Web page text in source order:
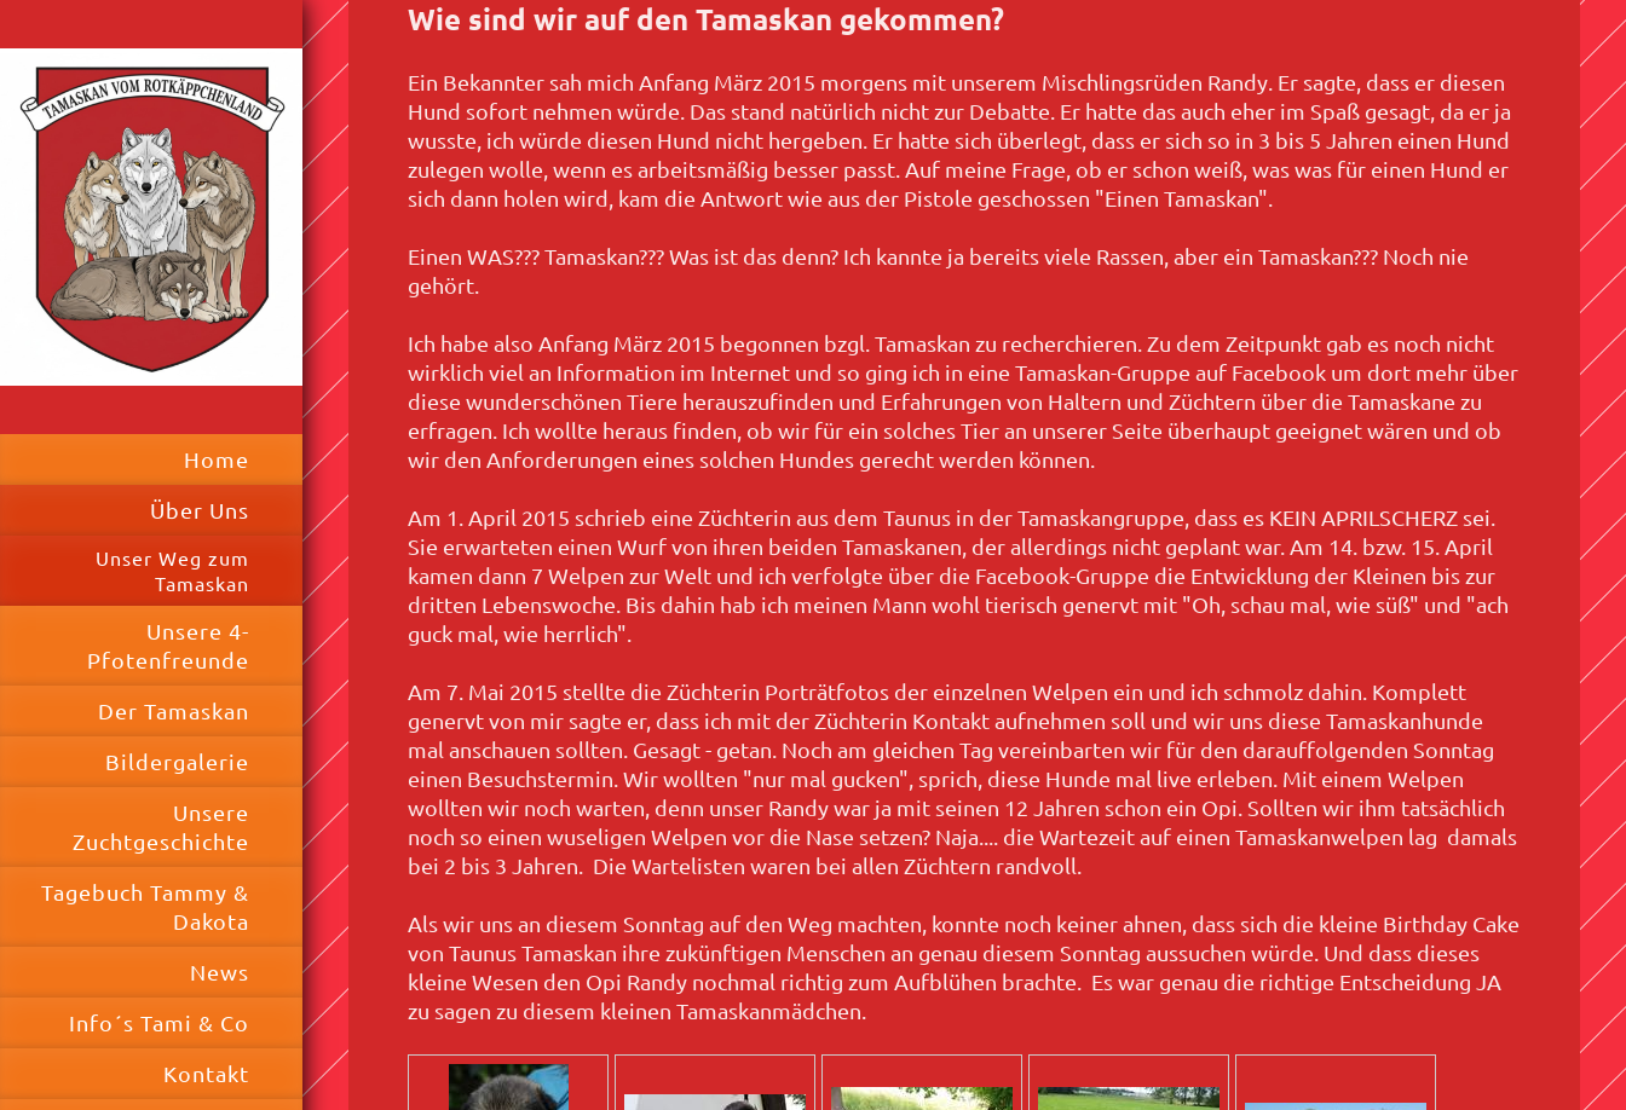
Home
Über Uns
Unser Weg zum
Tamaskan
Unsere 4-
Pfotenfreunde
Der Tamaskan
Bildergalerie
Unsere
Zuchtgeschichte
Tagebuch Tammy &
Dakota
News
Info´s Tami & Co
Kontakt
Wie sind wir auf den Tamaskan gekommen?
Ein Bekannter sah mich Anfang März 2015 morgens mit unserem Mischlingsrüden Randy. Er sagte, dass er diesen
Hund sofort nehmen würde. Das stand natürlich nicht zur Debatte. Er hatte das auch eher im Spaß gesagt, da er ja
wusste, ich würde diesen Hund nicht hergeben. Er hatte sich überlegt, dass er sich so in 3 bis 5 Jahren einen Hund
zulegen wolle, wenn es arbeitsmäßig besser passt. Auf meine Frage, ob er schon weiß, was was für einen Hund er
sich dann holen wird, kam die Antwort wie aus der Pistole geschossen "Einen Tamaskan".
Einen WAS??? Tamaskan??? Was ist das denn? Ich kannte ja bereits viele Rassen, aber ein Tamaskan??? Noch nie
gehört.
Ich habe also Anfang März 2015 begonnen bzgl. Tamaskan zu recherchieren. Zu dem Zeitpunkt gab es noch nicht
wirklich viel an Information im Internet und so ging ich in eine Tamaskan-Gruppe auf Facebook um dort mehr über
diese wunderschönen Tiere herauszufinden und Erfahrungen von Haltern und Züchtern über die Tamaskane zu
erfragen. Ich wollte heraus finden, ob wir für ein solches Tier an unserer Seite überhaupt geeignet wären und ob
wir den Anforderungen eines solchen Hundes gerecht werden können.
Am 1. April 2015 schrieb eine Züchterin aus dem Taunus in der Tamaskangruppe, dass es KEIN APRILSCHERZ sei.
Sie erwarteten einen Wurf von ihren beiden Tamaskanen, der allerdings nicht geplant war. Am 14. bzw. 15. April
kamen dann 7 Welpen zur Welt und ich verfolgte über die Facebook-Gruppe die Entwicklung der Kleinen bis zur
dritten Lebenswoche. Bis dahin hab ich meinen Mann wohl tierisch genervt mit "Oh, schau mal, wie süß" und "ach
guck mal, wie herrlich".
Am 7. Mai 2015 stellte die Züchterin Porträtfotos der einzelnen Welpen ein und ich schmolz dahin. Komplett
genervt von mir sagte er, dass ich mit der Züchterin Kontakt aufnehmen soll und wir uns diese Tamaskanhunde
mal anschauen sollten. Gesagt - getan. Noch am gleichen Tag vereinbarten wir für den darauffolgenden Sonntag
einen Besuchstermin. Wir wollten "nur mal gucken", sprich, diese Hunde mal live erleben. Mit einem Welpen
wollten wir noch warten, denn unser Randy war ja mit seinen 12 Jahren schon ein Opi. Sollten wir ihm tatsächlich
noch so einen wuseligen Welpen vor die Nase setzen? Naja.... die Wartezeit auf einen Tamaskanwelpen lag damals
bei 2 bis 3 Jahren. Die Wartelisten waren bei allen Züchtern randvoll.
Als wir uns an diesem Sonntag auf den Weg machten, konnte noch keiner ahnen, dass sich die kleine Birthday Cake
von Taunus Tamaskan ihre zukünftigen Menschen an genau diesem Sonntag aussuchen würde. Und dass dieses
kleine Wesen den Opi Randy nochmal richtig zum Aufblühen brachte. Es war genau die richtige Entscheidung JA
zu sagen zu diesem kleinen Tamaskanmädchen.